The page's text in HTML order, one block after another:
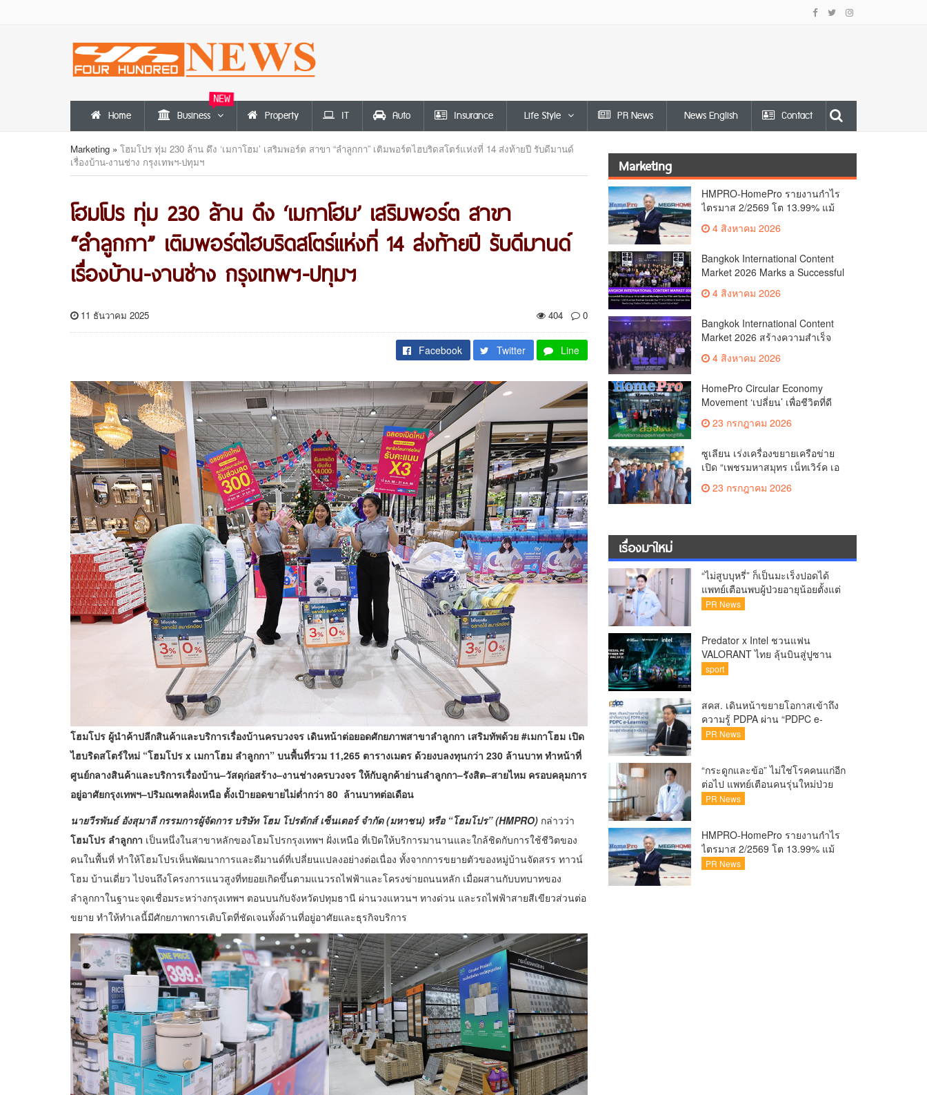
Home Business
NEW
Property IT Auto Insurance Life Style PR News News English Contact
Marketing » โฮมโปร ทุ่ม 230 ล้าน ดึง ‘เมกาโฮม’ เสริมพอร์ต สาขา “ลำลูกกา” เติมพอร์ตไฮบริดสโตร์แห่งที่ 14 ส่งท้ายปี รับดีมานด์
เรื่องบ้าน-งานช่าง กรุงเทพฯ-ปทุมฯ
โฮมโปร ทุ่ม 230 ล้าน ดึง ‘เมกาโฮม’ เสริมพอร์ต สาขา
“ลำลูกกา” เติมพอร์ตไฮบริดสโตร์แห่งที่ 14 ส่งท้ายปี รับดีมานด์
เรื่องบ้าน-งานช่าง กรุงเทพฯ-ปทุมฯ
11 ธันวาคม 2025 404 0
Facebook Twitter Line
โฮมโปร ผู้นำค้าปลีกสินค้าและบริการเรื่องบ้านครบวงจร เดินหน้าต่อยอดศักยภาพสาขาลำลูกกา เสริมทัพด้วย #เมกาโฮม เปิด
ไฮบริดสโตร์ใหม่ “โฮมโปร x เมกาโฮม ลำลูกกา” บนพื้นที่รวม 11,265 ตารางเมตร ด้วยงบลงทุนกว่า 230 ล้านบาท ทำหน้าที่
ศูนย์กลางสินค้าและบริการเรื่องบ้าน–วัสดุก่อสร้าง–งานช่างครบวงจร ให้กับลูกค้าย่านลำลูกกา–รังสิต–สายไหม ครอบคลุมการ
อยู่อาศัยกรุงเทพฯ–ปริมณฑลฝั่งเหนือ ตั้งเป้ายอดขายไม่ต่ำกว่า 80 ล้านบาทต่อเดือน
นายวีรพันธ์ อังสุมาลี กรรมการผู้จัดการ บริษัท โฮม โปรดักส์ เซ็นเตอร์ จำกัด (มหาชน) หรือ “โฮมโปร” (HMPRO) กล่าวว่า
โฮมโปร ลำลูกกา เป็นหนึ่งในสาขาหลักของโฮมโปรกรุงเทพฯ ฝั่งเหนือ ที่เปิดให้บริการมานานและใกล้ชิดกับการใช้ชีวิตของ
คนในพื้นที่ ทำให้โฮมโปรเห็นพัฒนาการและดีมานด์ที่เปลี่ยนแปลงอย่างต่อเนื่อง ทั้งจากการขยายตัวของหมู่บ้านจัดสรร ทาวน์
โฮม บ้านเดี่ยว ไปจนถึงโครงการแนวสูงที่ทยอยเกิดขึ้นตามแนวรถไฟฟ้าและโครงข่ายถนนหลัก เมื่อผสานกับบทบาทของ
ลำลูกกาในฐานะจุดเชื่อมระหว่างกรุงเทพฯ ตอนบนกับจังหวัดปทุมธานี ผ่านวงแหวนฯ ทางด่วน และรถไฟฟ้าสายสีเขียวส่วนต่อ
ขยาย ทำให้ทำเลนี้มีศักยภาพการเติบโตที่ชัดเจนทั้งด้านที่อยู่อาศัยและธุรกิจบริการ
Marketing
HMPRO-HomePro รายงานกำไร
ไตรมาส 2/2569 โต 13.99% แม้
เศรษฐกิจผันผวนเดินหน้าขยาย
สาขา เสริมพอร์ต Private Brand
4 สิงหาคม 2026
Bangkok International Content
Market 2026 Marks a Successful
Debut as an International
Marketplace for Film and Series
Business Meetings Generate
Over THB 2.2 Billion in Business
ValueReinforcing Thailand’s
Asia”
4 สิงหาคม 2026
Bangkok International Content
Market 2026 สร้างความสำเร็จ
ตลาดซื้อขาย–ร่วมผลิตคอนเทนต์
ภาพยนตร์และซีรีส์ระดับ
1,200 คู่ มูลค่ากว่า 2,200 ล้านบาท
ตอกย้ำไทยสู่ “Content Hub of
Asia”
4 สิงหาคม 2026
HomePro Circular Economy
Movement ‘เปลี่ยน’ เพื่อชีวิตที่ดี
กว่า | CHANGE FOR BETTER
LIVING เมื่อ ‘ของเก่า’ ได้ไปต่อ
23 กรกฎาคม 2026
ซูเลียน เร่งเครื่องขยายเครือข่าย
เปิด “เพชรมหาสมุทร เน็ทเวิร์ค เอ
เจนซี่ (MGC)” ตอกย้ำการเติบโต
เครือข่าย พร้อมยกระดับการ
23 กรกฎาคม 2026
เรื่องมาใหม่
“ไม่สูบบุหรี่” ก็เป็นมะเร็งปอดได้
แพทย์เตือนพบผู้ป่วยอายุน้อยตั้งแต่
วัย 35 ปีเพิ่มขึ้นคนไทยกว่า 70%
PR News
Predator x Intel ชวนแฟน
VALORANT ไทย ลุ้นบินสู่ปูซาน
เชียร์ศึก VCT Pacific Finals Busan
สู่ปูซาน แบบติดขอบสนาม พร้อม
กิจกรรมสุดพิเศษตลอดทัวร์นาเมนต์
sport
สคส. เดินหน้าขยายโอกาสเข้าถึง
ความรู้ PDPA ผ่าน “PDPC e-
Learning” เรียนฟรี ทุกที่ ทุกเวลา
ปลอดภัย เผยยอดผู้เข้าเรียนล่าสุด
ทะลุ 8 หมื่นรายแล้ว
PR News
“กระดูกและข้อ” ไม่ใช่โรคคนแก่อีก
ต่อไป แพทย์เตือนคนรุ่นใหม่ป่วย
เพิ่ม 20-30% เสี่ยง ‘ข้อเข่าเสื่อม
PR News
HMPRO-HomePro รายงานกำไร
ไตรมาส 2/2569 โต 13.99% แม้
เศรษฐกิจผันผวนเดินหน้าขยาย
PR News